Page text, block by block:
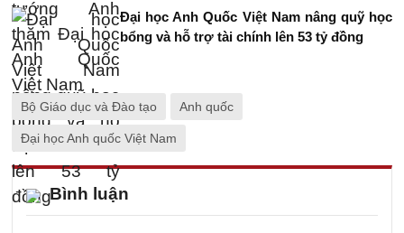
Đại học Anh Quốc Việt Nam nâng quỹ học
bổng và hỗ trợ tài chính lên 53 tỷ đồng
Bộ Giáo dục và Đào tạo Anh quốc
Đại học Anh quốc Việt Nam
Bình luận